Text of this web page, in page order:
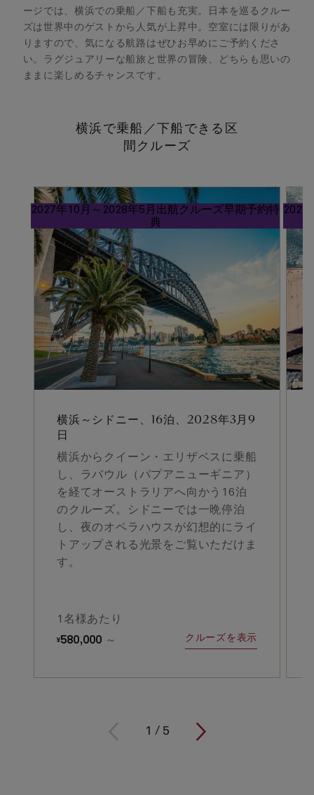
ージでは、横浜での乗船／下船も充実。日本を巡るクルー
ズは世界中のゲストから人気が上昇中。空室には限りがあ
りますので、気になる航路はぜひお早めにご予約くださ
い。ラグジュアリーな船旅と世界の冒険、どちらも思いの
ままに楽しめるチャンスです。
横浜で乗船／下船できる区
間クルーズ
2027年10月～2028年5月出航クルーズ早期予約特
典
横浜～シドニー、16泊、2028年3月9
日
横浜からクイーン・エリザベスに乗船
し、ラバウル（パプアニューギニア）
を経てオーストラリアへ向かう16泊
のクルーズ。シドニーでは一晩停泊
し、夜のオペラハウスが幻想的にライ
トアップされる光景をご覧いただけま
す。
1名様あたり
¥580,000 ～ クルーズを表示
2027
1 / 5